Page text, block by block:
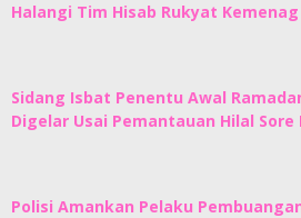
Halangi Tim Hisab Rukyat
Sidang Isbat Penentu Awal
Digelar Usai Pemantauan Hilal Sore
Polisi Amankan Pelaku